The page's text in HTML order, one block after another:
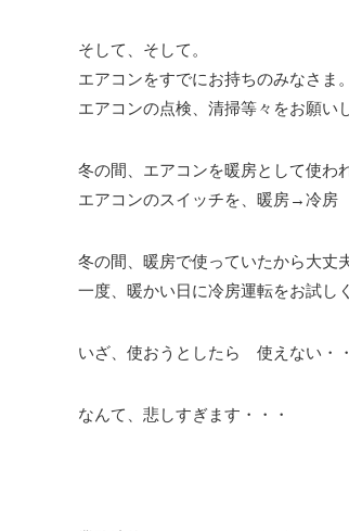
そして、そして。
エアコンをすでにお持ちのみなさま。
エアコンの点検、清掃等々をお願い
冬の間、エアコンを暖房として使わ
エアコンのスイッチを、暖房→冷房
冬の間、暖房で使っていたから大丈
一度、暖かい日に冷房運転をお試し
いざ、使おうとしたら 使えない・
なんて、悲しすぎます・・・